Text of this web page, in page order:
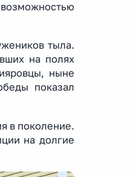
тыла.
на полях
ныне
показал
в поколение.
на долгие